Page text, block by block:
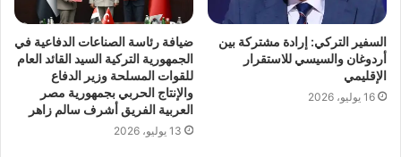
السفير التركي: إرادة مشتركة بين
أردوغان والسيسي للاستقرار
الإقليمي
16 يوليو، 2026
ضيافة رئاسة الصناعات الدفاعية في
الجمهورية التركية السيد القائد العام
للقوات المسلحة وزير الدفاع
والإنتاج الحربي بجمهورية مصر
العربية الفريق أشرف سالم زاهر
13 يوليو، 2026